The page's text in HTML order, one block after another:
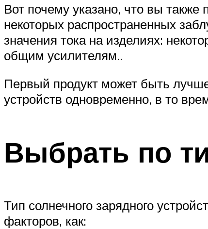
Вот почему указано, что вы
некоторых распространенных
значения тока на изделиях:
общим усилителям..
Первый продукт может быть
устройств одновременно, в то
Выбрать по
Тип солнечного зарядного
факторов, как: